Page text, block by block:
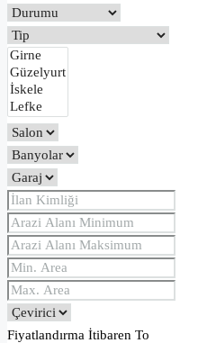
Fiyatlandırma İtibaren To